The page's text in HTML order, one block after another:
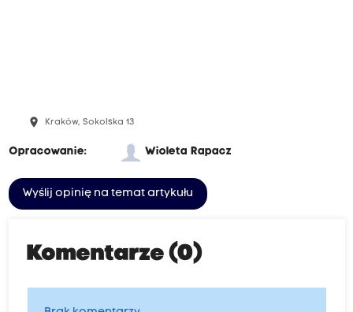
place Kraków, Sokolska 13
Opracowanie: Wioleta Rapacz
Wyślij opinię na temat artykułu
Komentarze (0)